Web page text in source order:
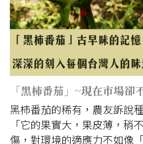
「黑柿番茄」~現在市場卻
黑柿番茄的稀有，農友訴說
「它的果實大，果皮薄，稍
傷，對環境的適應力不如像